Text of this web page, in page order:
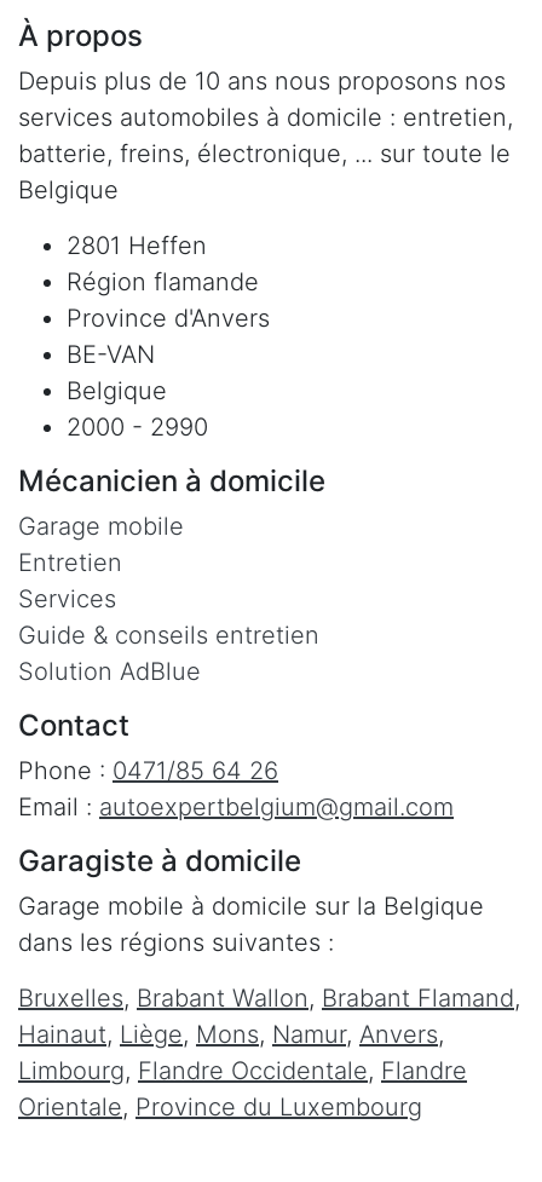
À propos
Depuis plus de 10 ans nous proposons nos
services automobiles à domicile : entretien,
batterie, freins, électronique, ... sur toute le
Belgique
2801 Heffen
Région flamande
Province d'Anvers
BE-VAN
Belgique
2000 - 2990
Mécanicien à domicile
Garage mobile
Entretien
Services
Guide & conseils entretien
Solution AdBlue
Contact
Phone : 0471/85 64 26
Email : autoexpertbelgium@gmail.com
Garagiste à domicile
Garage mobile à domicile sur la Belgique
dans les régions suivantes :
Bruxelles, Brabant Wallon, Brabant Flamand,
Hainaut, Liège, Mons, Namur, Anvers,
Limbourg, Flandre Occidentale, Flandre
Orientale, Province du Luxembourg